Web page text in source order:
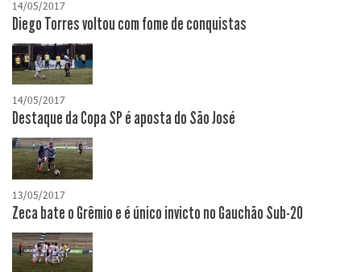
14/05/2017
Diego Torres voltou com fome de conquistas
14/05/2017
Destaque da Copa SP é aposta do São José
13/05/2017
Zeca bate o Grêmio e é único invicto no Gauchão Sub-20